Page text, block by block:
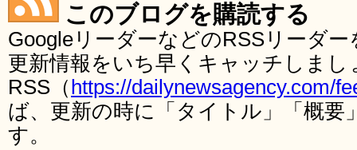
このブログを購読する
GoogleリーダーなどのRSSリーダ
更新情報をいち早くキャッチしま
RSS（ https://dailynewsagency.com/
ば、更新の時に「タイトル」「概要
す。